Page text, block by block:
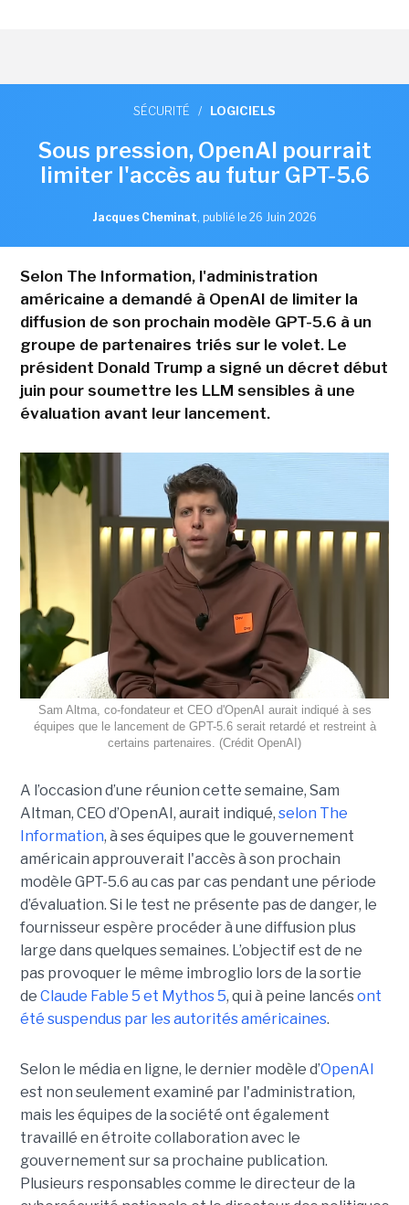
SÉCURITÉ / LOGICIELS
Sous pression, OpenAI pourrait
limiter l'accès au futur GPT-5.6
Jacques Cheminat, publié le 26 Juin 2026
Selon The Information, l'administration
américaine a demandé à OpenAI de limiter la
diffusion de son prochain modèle GPT-5.6 à un
groupe de partenaires triés sur le volet. Le
président Donald Trump a signé un décret début
juin pour soumettre les LLM sensibles à une
évaluation avant leur lancement.
Sam Altma, co-fondateur et CEO d'OpenAI aurait indiqué à ses
équipes que le lancement de GPT-5.6 serait retardé et restreint à
certains partenaires. (Crédit OpenAI)
A l’occasion d’une réunion cette semaine, Sam
Altman, CEO d’OpenAI, aurait indiqué, selon The
Information, à ses équipes que le gouvernement
américain approuverait l'accès à son prochain
modèle GPT-5.6 au cas par cas pendant une période
d’évaluation. Si le test ne présente pas de danger, le
fournisseur espère procéder à une diffusion plus
large dans quelques semaines. L’objectif est de ne
pas provoquer le même imbroglio lors de la sortie
de Claude Fable 5 et Mythos 5, qui à peine lancésont
été suspendus par les autorités américaines.
Selon le média en ligne, le dernier modèle d’OpenAI
est non seulement examiné par l'administration,
mais les équipes de la société ont également
travaillé en étroite collaboration avec le
gouvernement sur sa prochaine publication.
Plusieurs responsables comme le directeur de la